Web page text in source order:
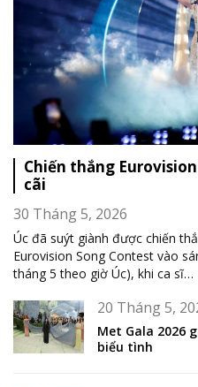
Chiến thắng
cãi
30 Tháng 5, 2026
Úc đã suýt giành được chiến
Eurovision Song Contest vào
tháng 5 theo giờ Úc), khi ca sĩ…
20 Tháng 5,
Met Gala 2026
biểu tình